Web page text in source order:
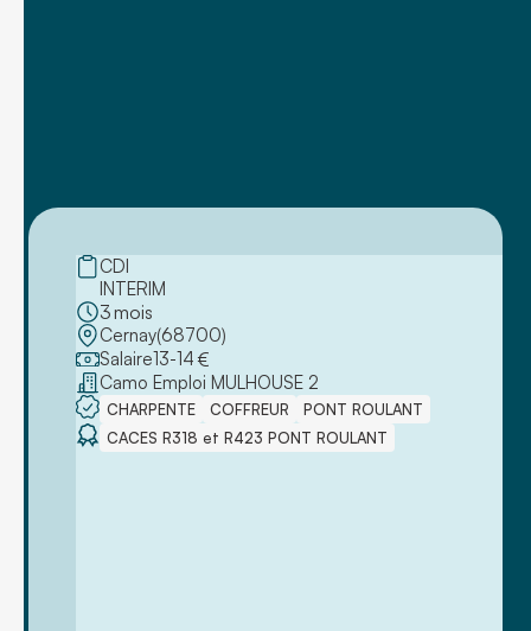
CDI
INTERIM
3mois
Cernay(68700)
Salaire13-14 €
Camo Emploi MULHOUSE 2
CHARPENTE COFFREUR
PONT ROULANT
CACES R318 et R423 PONT ROULANT